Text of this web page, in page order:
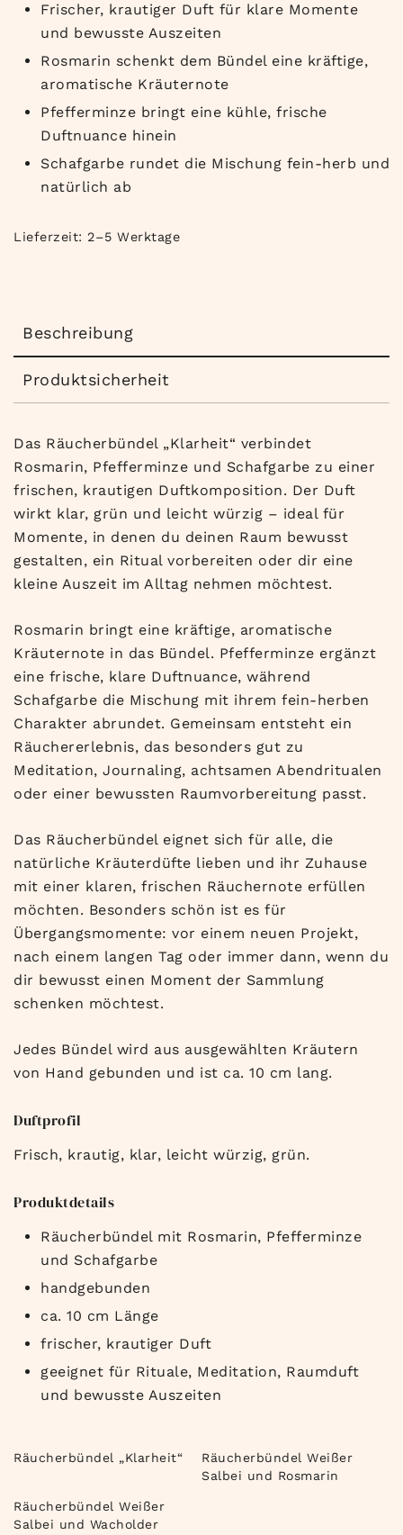
Frischer, krautiger Duft für klare Momente
und bewusste Auszeiten
Rosmarin schenkt dem Bündel eine kräftige,
aromatische Kräuternote
Pfefferminze bringt eine kühle, frische
Duftnuance hinein
Schafgarbe rundet die Mischung fein-herb und
natürlich ab
Lieferzeit: 2–5 Werktage
Beschreibung
Produktsicherheit
Das Räucherbündel „Klarheit“ verbindet
Rosmarin, Pfefferminze und Schafgarbe zu einer
frischen, krautigen Duftkomposition. Der Duft
wirkt klar, grün und leicht würzig – ideal für
Momente, in denen du deinen Raum bewusst
gestalten, ein Ritual vorbereiten oder dir eine
kleine Auszeit im Alltag nehmen möchtest.
Rosmarin bringt eine kräftige, aromatische
Kräuternote in das Bündel. Pfefferminze ergänzt
eine frische, klare Duftnuance, während
Schafgarbe die Mischung mit ihrem fein-herben
Charakter abrundet. Gemeinsam entsteht ein
Räuchererlebnis, das besonders gut zu
Meditation, Journaling, achtsamen Abendritualen
oder einer bewussten Raumvorbereitung passt.
Das Räucherbündel eignet sich für alle, die
natürliche Kräuterdüfte lieben und ihr Zuhause
mit einer klaren, frischen Räuchernote erfüllen
möchten. Besonders schön ist es für
Übergangsmomente: vor einem neuen Projekt,
nach einem langen Tag oder immer dann, wenn du
dir bewusst einen Moment der Sammlung
schenken möchtest.
Jedes Bündel wird aus ausgewählten Kräutern
von Hand gebunden und ist ca. 10 cm lang.
Duftprofil
Frisch, krautig, klar, leicht würzig, grün.
Produktdetails
Räucherbündel mit Rosmarin, Pfefferminze
und Schafgarbe
handgebunden
ca. 10 cm Länge
frischer, krautiger Duft
geeignet für Rituale, Meditation, Raumduft
und bewusste Auszeiten
Räucherbündel „Klarheit“
Räucherbündel Weißer
Salbei und Rosmarin
Räucherbündel Weißer
Salbei und Wacholder